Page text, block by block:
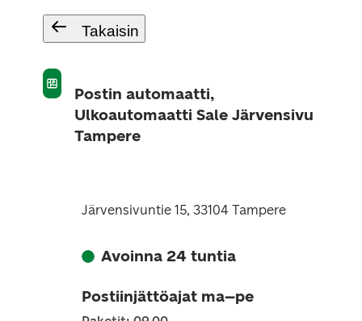
Takaisin
Postin automaatti,
Ulkoautomaatti Sale Järvensivu
Tampere
Järvensivuntie 15, 33104 Tampere
Avoinna 24 tuntia
Postiinjättöajat ma–pe